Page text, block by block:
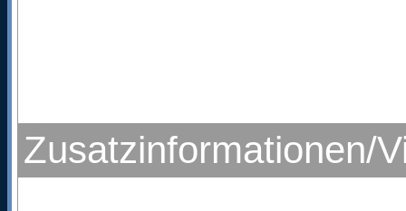
Zusatzinformationen/